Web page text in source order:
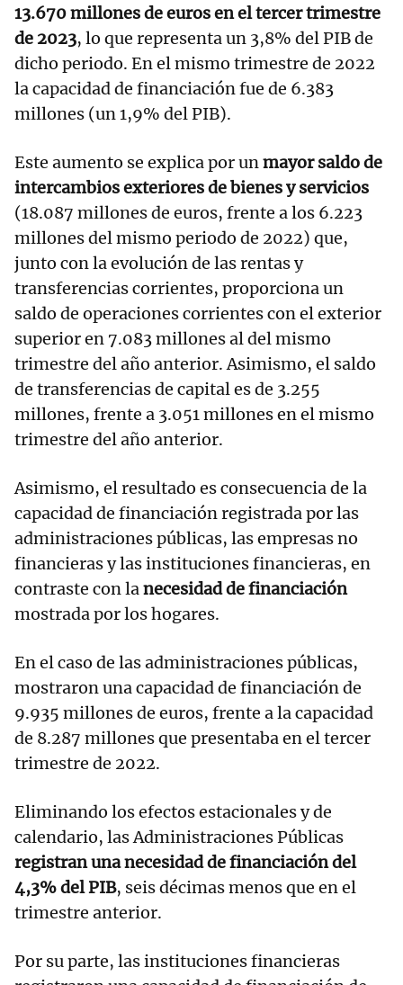
13.670 millones de euros en el tercer trimestre
de 2023, lo que representa un 3,8% del PIB de
dicho periodo. En el mismo trimestre de 2022
la capacidad de financiación fue de 6.383
millones (un 1,9% del PIB).
Este aumento se explica por unmayor saldo de
intercambios exteriores de bienes y servicios
(18.087 millones de euros, frente a los 6.223
millones del mismo periodo de 2022) que,
junto con la evolución de las rentas y
transferencias corrientes, proporciona un
saldo de operaciones corrientes con el exterior
superior en 7.083 millones al del mismo
trimestre del año anterior. Asimismo, el saldo
de transferencias de capital es de 3.255
millones, frente a 3.051 millones en el mismo
trimestre del año anterior.
Asimismo, el resultado es consecuencia de la
capacidad de financiación registrada por las
administraciones públicas, las empresas no
financieras y las instituciones financieras, en
contraste con lanecesidad de financiación
mostrada por los hogares.
En el caso de las administraciones públicas,
mostraron una capacidad de financiación de
9.935 millones de euros, frente a la capacidad
de 8.287 millones que presentaba en el tercer
trimestre de 2022.
Eliminando los efectos estacionales y de
calendario, las Administraciones Públicas
registran una necesidad de financiación del
4,3% del PIB, seis décimas menos que en el
trimestre anterior.
Por su parte, las instituciones financieras